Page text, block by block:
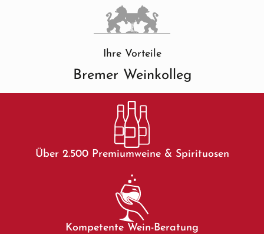
Ihre Vorteile
Bremer Weinkolleg
Über 2.500 Premiumweine & Spirituosen
Kompetente Wein-Beratung